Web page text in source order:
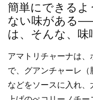
簡単にできる
ない味がある
は、そんな、味
アマトリチャーナは
で、グアンチャーレ
などをソースに入れ